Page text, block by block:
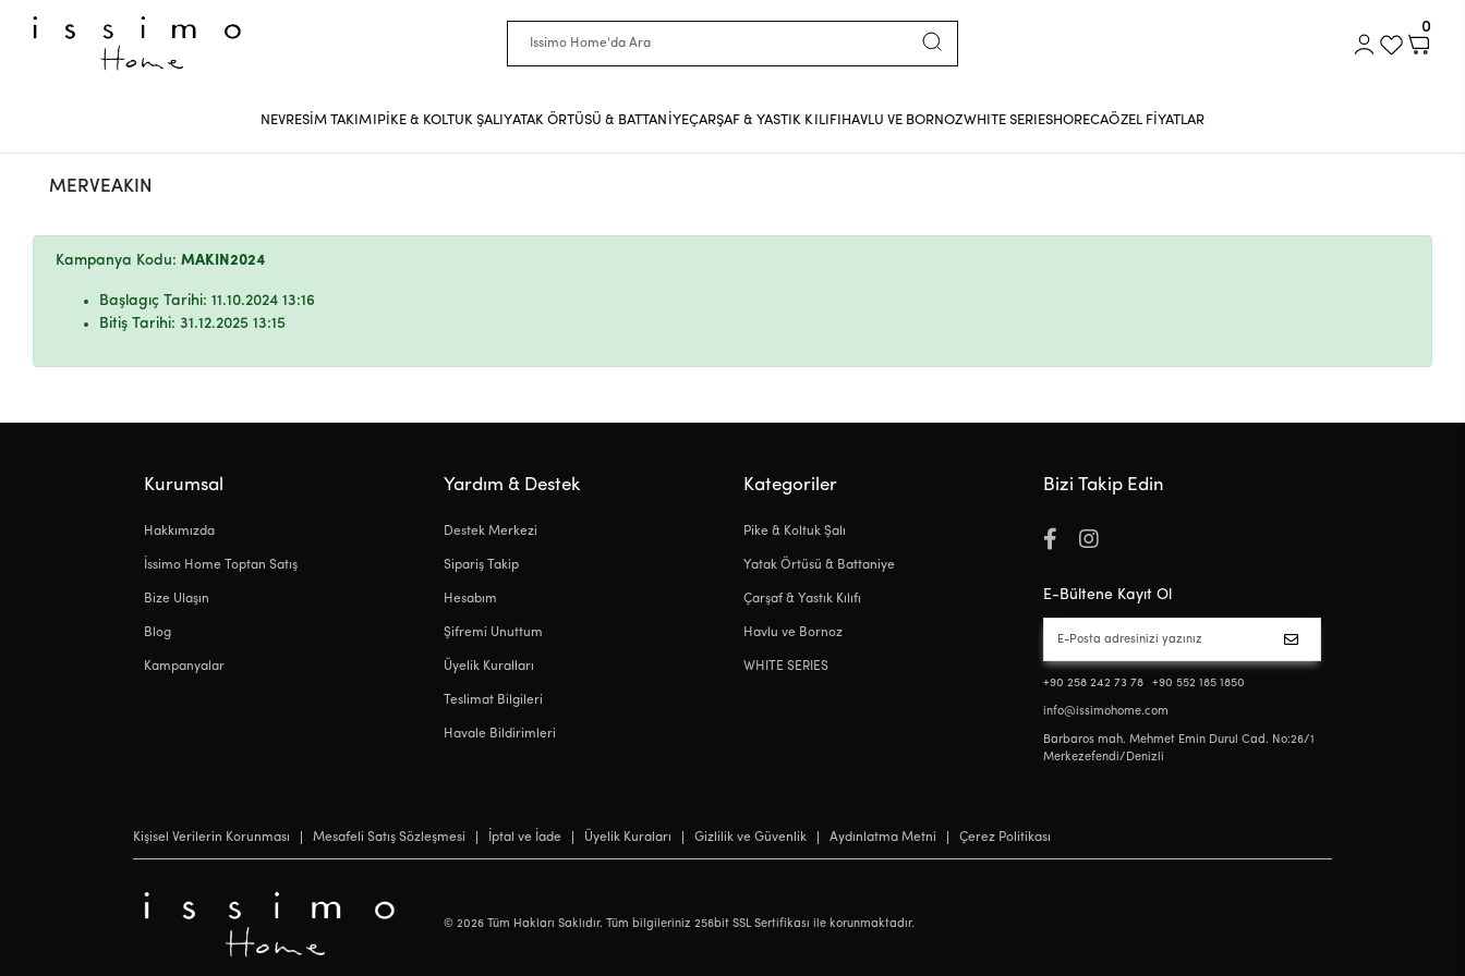
0
NEVRESİM TAKIMI PİKE & KOLTUK ŞALIYATAK ÖRTÜSÜ & BATTANİYEÇARŞAF & YASTIK KILIFI HAVLU VE BORNOZWHITE SERIESHORECAÖZEL FİYATLAR
MERVEAKIN
Kampanya Kodu:MAKIN2024
Başlagıç Tarihi: 11.10.2024 13:16
Bitiş Tarihi: 31.12.2025 13:15
Kurumsal
Hakkımızda
İssimo Home Toptan Satış
Bize Ulaşın
Blog
Kampanyalar
Yardım & Destek
Destek Merkezi
Sipariş Takip
Hesabım
Şifremi Unuttum
Üyelik Kuralları
Teslimat Bilgileri
Havale Bildirimleri
Kategoriler
Pike & Koltuk Şalı
Yatak Örtüsü & Battaniye
Çarşaf & Yastık Kılıfı
Havlu ve Bornoz
WHITE SERIES
Bizi Takip Edin
E-Bültene Kayıt Ol
+90 258 242 73 78 +90 552 185 1850
info@issimohome.com
Barbaros mah. Mehmet Emin Durul Cad. No:26/1
Merkezefendi/Denizli
Kişisel Verilerin Korunması Mesafeli Satış Sözleşmesi İptal ve İade Üyelik Kuraları Gizlilik ve Güvenlik Aydınlatma Metni Çerez Politikası
© 2026 Tüm Hakları Saklıdır. Tüm bilgileriniz 256bit SSL Sertifikası ile korunmaktadır.